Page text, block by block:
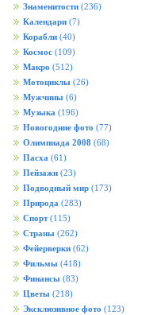
Знаменитости (236)
Календари (7)
Корабли (40)
Космос (109)
Макро (512)
Мотоциклы (26)
Мужчины (6)
Музыка (196)
Новогодние фото (77)
Олимпиада 2008 (68)
Пасха (61)
Пейзажи (23)
Подводный мир (173)
Природа (283)
Спорт (115)
Страны (262)
Фейерверки (62)
Фильмы (418)
Финансы (83)
Цветы (218)
Эксклюзивное фото (123)